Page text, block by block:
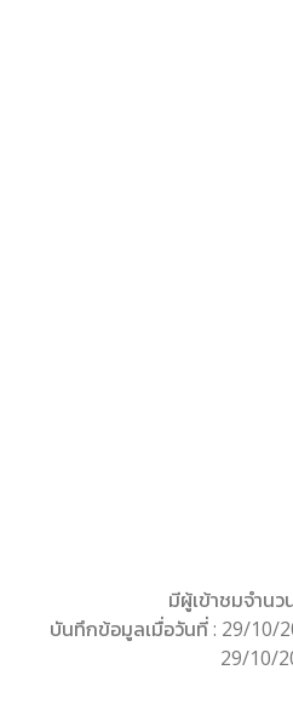
มีผู้เข้าชมจำนว
บันทึกข้อมูลเมื่อวันที่ : 29/10/
29/10/